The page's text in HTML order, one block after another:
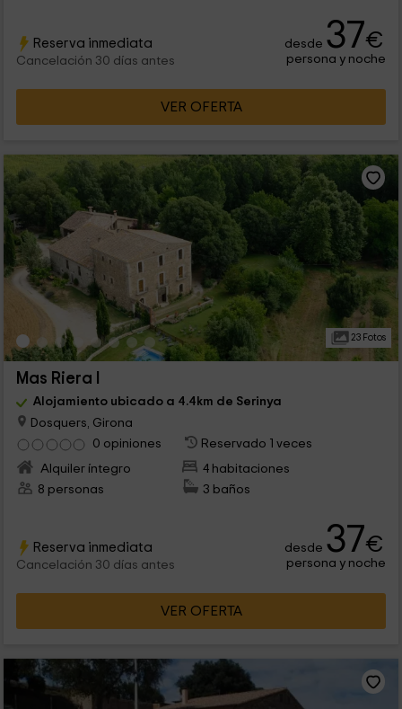
Reserva inmediata
Cancelación 30 días antes
desde 37€
persona y noche
VER OFERTA
23 Fotos
Mas Riera I
Alojamiento ubicado a 4.4km de Serinya
Dosquers, Girona
0 opiniones
Reservado 1 veces
Alquiler íntegro
4 habitaciones
8 personas
3 baños
Reserva inmediata
Cancelación 30 días antes
desde 37€
persona y noche
VER OFERTA